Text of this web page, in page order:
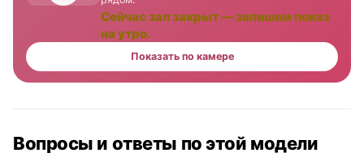
Сейчас зал закрыт — запишем показ
на утро.
Показать по камере
Вопросы и ответы по этой модели